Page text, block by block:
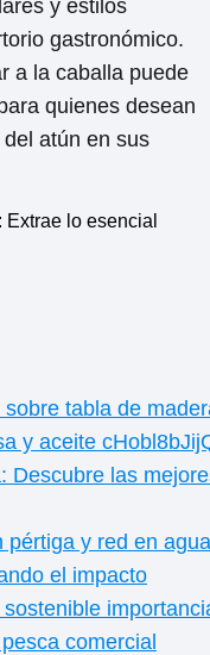
y estilos
gastronómico.
a la caballa puede
quienes desean
atún en sus
lo esencial
Descubre las
comercial